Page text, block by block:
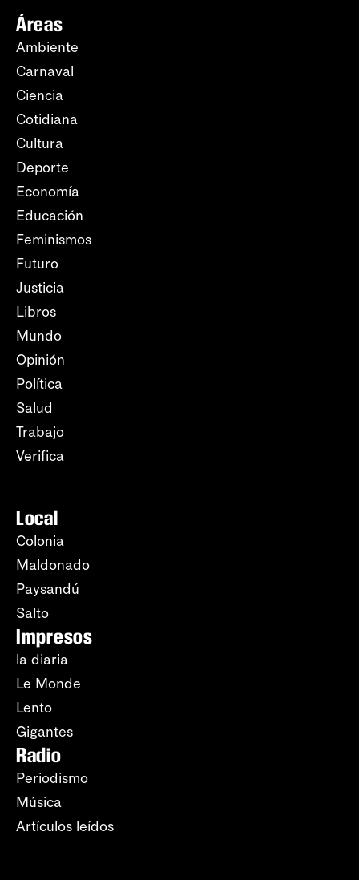
Áreas
Ambiente
Carnaval
Ciencia
Cotidiana
Cultura
Deporte
Economía
Educación
Feminismos
Futuro
Justicia
Libros
Mundo
Opinión
Política
Salud
Trabajo
Verifica
Local
Colonia
Maldonado
Paysandú
Salto
Impresos
la diaria
Le Monde
Lento
Gigantes
Radio
Periodismo
Música
Artículos leídos